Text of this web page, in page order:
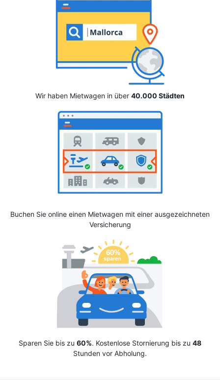
Wir haben Mietwagen in über 40.000 Städten
Buchen Sie online einen Mietwagen mit einer ausgezeichneten
Versicherung
Sparen Sie bis zu 60%. Kostenlose Stornierung bis zu 48
Stunden vor Abholung.